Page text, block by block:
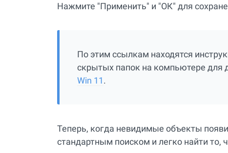
Нажмите "Применить" и "ОК" для
По этим ссылкам находятся
скрытых папок на компьютере для
Win 11.
Теперь, когда невидимые объекты
стандартным поиском и легко найти то,